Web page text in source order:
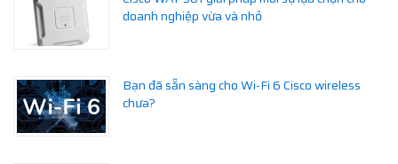
doanh nghiệp vừa và nhỏ
Bạn đã sẵn sàng cho Wi-Fi 6 Cisco wireless
chưa?